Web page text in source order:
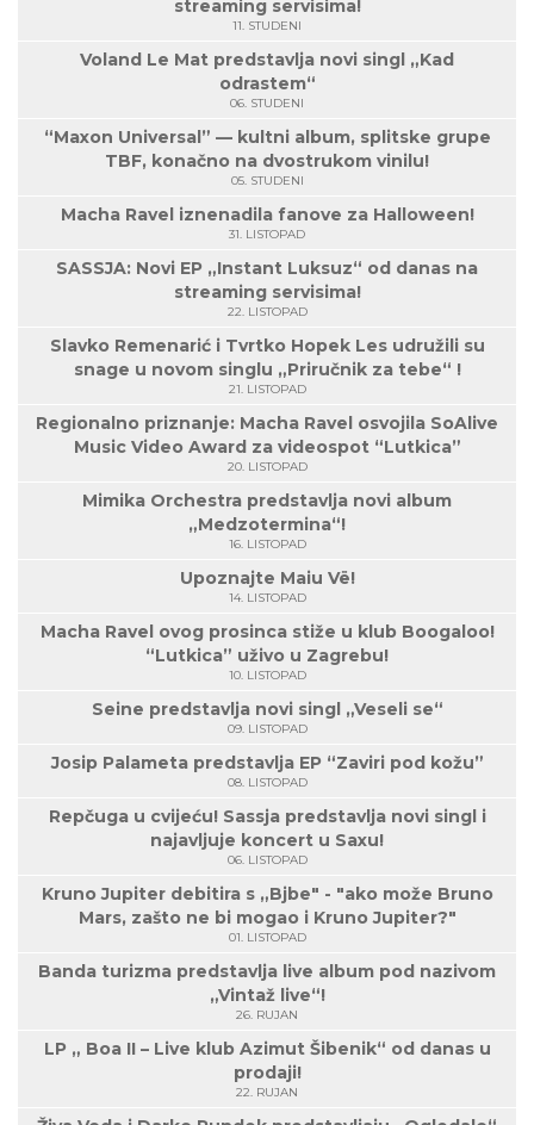
streaming servisima!
11. STUDENI
Voland Le Mat predstavlja novi singl „Kad
odrastem“
06. STUDENI
“Maxon Universal” — kultni album, splitske grupe
TBF, konačno na dvostrukom vinilu!
05. STUDENI
Macha Ravel iznenadila fanove za Halloween!
31. LISTOPAD
SASSJA: Novi EP „Instant Luksuz“ od danas na
streaming servisima!
22. LISTOPAD
Slavko Remenarić i Tvrtko Hopek Les udružili su
snage u novom singlu „Priručnik za tebe“ !
21. LISTOPAD
Regionalno priznanje: Macha Ravel osvojila SoAlive
Music Video Award za videospot “Lutkica”
20. LISTOPAD
Mimika Orchestra predstavlja novi album
„Medzotermina“!
16. LISTOPAD
Upoznajte Maiu Vë!
14. LISTOPAD
Macha Ravel ovog prosinca stiže u klub Boogaloo!
“Lutkica” uživo u Zagrebu!
10. LISTOPAD
Seine predstavlja novi singl „Veseli se“
09. LISTOPAD
Josip Palameta predstavlja EP “Zaviri pod kožu”
08. LISTOPAD
Repčuga u cvijeću! Sassja predstavlja novi singl i
najavljuje koncert u Saxu!
06. LISTOPAD
Kruno Jupiter debitira s „Bjbe" - "ako može Bruno
Mars, zašto ne bi mogao i Kruno Jupiter?"
01. LISTOPAD
Banda turizma predstavlja live album pod nazivom
„Vintaž live“!
26. RUJAN
LP „ Boa II – Live klub Azimut Šibenik“ od danas u
prodaji!
22. RUJAN